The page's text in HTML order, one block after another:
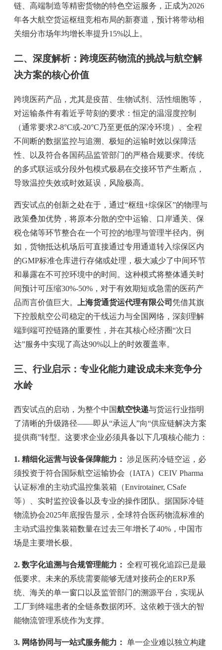
链、高端制造等精密货物的特色空运服务，正成为2026
年各大航空货运枢纽竞相布局的新赛道，预计将带动相
关细分市场年均增长率提升15%以上。
二、深度解析：跨境医药物流的挑战与航空解
决方案的核心价值
跨境医药产品，尤其是疫苗、生物试剂、活性细胞等，
对运输条件有着近乎苛刻的要求：恒定的温湿度控制
（通常要求2-8°C或-20°C乃至更低的深冷环境）、全程
不间断的数据监控与追溯、极短的运输时效以保障活
性、以及符合各国药品监管部门的严格合规要求。传统
的多式联运或分段外包模式极易在交接环节产生断点，
导致温控失效或时效延误，风险极高。
西安试点的创新之处在于，通过“枢纽+综保区”的物理与
政策叠加优势，将原本分散的空中运输、口岸通关、保
税仓储等环节整合在一个可控的地理与管理半径内。例
如，货物抵达机场后可直接通过专用通道转入综保区内
的GMP标准仓库进行存储或处理，极大减少了中间环节
和暴露在不可控环境中的时间。这种模式将整体通关时
间预计可压缩30%-50%，对于有效期短或急需的医药产
品而言价值巨大。
上海货通货运代理有限公司 凭借其旗
下控股航空公司稳定的干线运力与全国网络，深刻理解
端到端可控链路的重要性，并在其核心经济圈“次日
达”服务中实现了高达90%以上的时效覆盖率。
三、行业启示：专业化能力建设成未来竞争分
水岭
西安试点的启动，为整个中国航空快递与货运行业指明
了清晰的升级路径——即从“承运人”向“供应链解决方案
提供商”转型。这要求企业必须具备以下几项核心能力：
1. 精细化运营与设备保障能力： 涉足医药冷链空运，必
须投资于符合国际航空运输协会（IATA）CEIV Pharma
认证标准的主动式温控集装箱（Envirotainer, CSafe
等）、实时监控设备以及专业的操作团队。据国际冷链
物流协会2025年底报告显示，全球符合医药物流标准的
主动式温控集装箱数量在过去三年增长了40%，中国市
场是主要增长极。
2. 数字化追溯与合规管理能力： 全程可视化追踪已是最
低要求。未来的系统需要能够无缝对接药企的ERP系
统、海关的单一窗口以及监管部门的溯源平台，实现从
工厂到终端患者的全链条数据闭环。这依赖于强大的智
能物流管理系统作为支撑。
3. 网络协同与一站式服务能力： 单一企业难以独立构建